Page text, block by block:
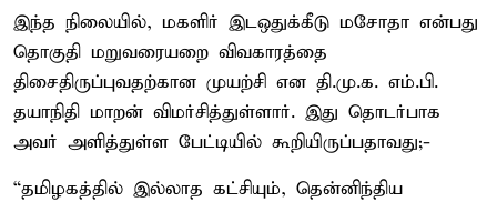
இந்த நிலையில், மகளிர் இடஒதுக்கீடு மசோதா என்பது
தொகுதி மறுவரையறை விவகாரத்தை
திசைதிருப்புவதற்கான முயற்சி என தி.மு.க. எம்.பி.
தயாநிதி மாறன் விமர்சித்துள்ளார். இது தொடர்பாக
அவர் அளித்துள்ள பேட்டியில் கூறியிருப்பதாவது;-
“தமிழகத்தில் இல்லாத கட்சியும், தென்னிந்திய